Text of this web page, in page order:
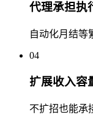
代理承担执
自动化月结等
04
扩展收入容
不扩招也能承